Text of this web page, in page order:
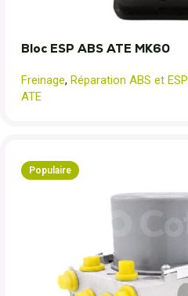
Bloc ESP ABS ATE MK60
Freinage, Réparation ABS et ESP
ATE
Populaire